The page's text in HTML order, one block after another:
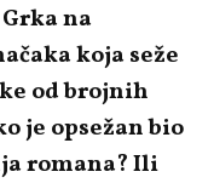
na
koja seže
od brojnih
je opsežan bio
romana? Ili